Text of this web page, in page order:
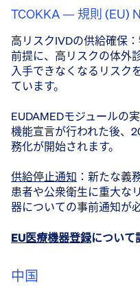
TCOKKA — 規則 (EU)
高リスクIVDの供給確保
前提に、高リスクの体外
入手できなくなるリスク
ています。
EUDAMEDモジュールの
機能宣言が行われた後、
務化が開始されます。
供給停止通知 ：新たな義
患者や公衆衛生に重大な
器についての事前通知が
EU医療機器登録について
中国